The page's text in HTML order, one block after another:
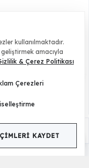
78.500,00 TL
kullanılmaktadır.
amacıyla
& Çerez Politikası
Çerezleri
KAYDET